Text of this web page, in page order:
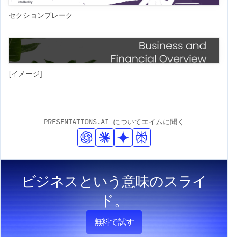
セクションブレーク
[イメージ]
PRESENTATIONS.AI についてエイムに聞く
ビジネスという意味のスライ
ド。
無料で試す